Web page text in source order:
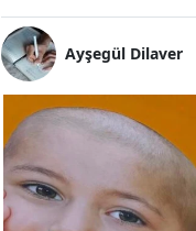
Ayşegül Dilaver